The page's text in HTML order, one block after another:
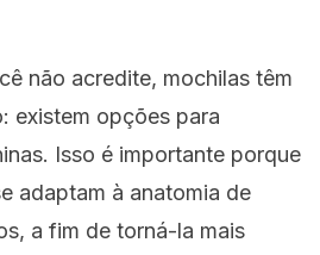
não acredite, mochilas têm
existem opções para
Isso é importante porque
adaptam à anatomia de
a fim de torná-la mais